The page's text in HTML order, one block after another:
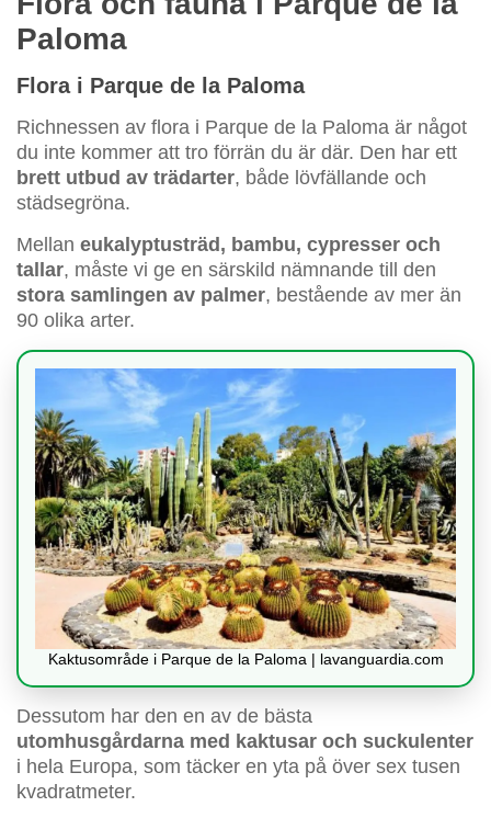
Paloma
Flora i Parque de la Paloma
Richnessen av flora i Parque de la Paloma är något
du inte kommer att tro förrän du är där. Den har ett
brett utbud av trädarter, både lövfällande och
städsegröna.
Mellan eukalyptusträd, bambu, cypresser och
tallar, måste vi ge en särskild nämnande till den
stora samlingen av palmer, bestående av mer än
90 olika arter.
Kaktusområde i Parque de la Paloma | lavanguardia.com
Dessutom har den en av de bästa
utomhusgårdarna med kaktusar och suckulenter
i hela Europa, som täcker en yta på över sex tusen
kvadratmeter.